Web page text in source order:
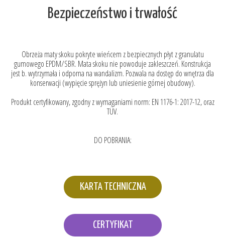
CERTYFIKAT
KARTA TECHNICZNA
Bezpieczeństwo i trwałość
Obrzeża maty skoku pokryte wieńcem z bezpiecznych płyt z granulatu
gumowego EPDM/SBR. Mata skoku nie powoduje zakleszczeń. Konstrukcja
jest b. wytrzymała i odporna na wandalizm. Pozwala na dostęp do wnętrza dla
konserwacji (wypięcie sprężyn lub uniesienie górnej obudowy).
Produkt certyfikowany, zgodny z wymaganiami norm: EN 1176-1: 2017-12, oraz
TÜV.
DO POBRANIA: